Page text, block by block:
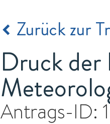
Zurück zur
Druck der
Antrags-ID: